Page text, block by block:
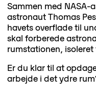
Sammen med NASA-
astronaut Thomas
havets overflade til
skal forberede
rumstationen,
Er du klar til at
arbejde i det ydre